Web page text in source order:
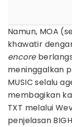
Namun, MOA
khawatir
encore
meninggalkan
MUSIC selalu
membagikan
TXT melalui
penjelasan